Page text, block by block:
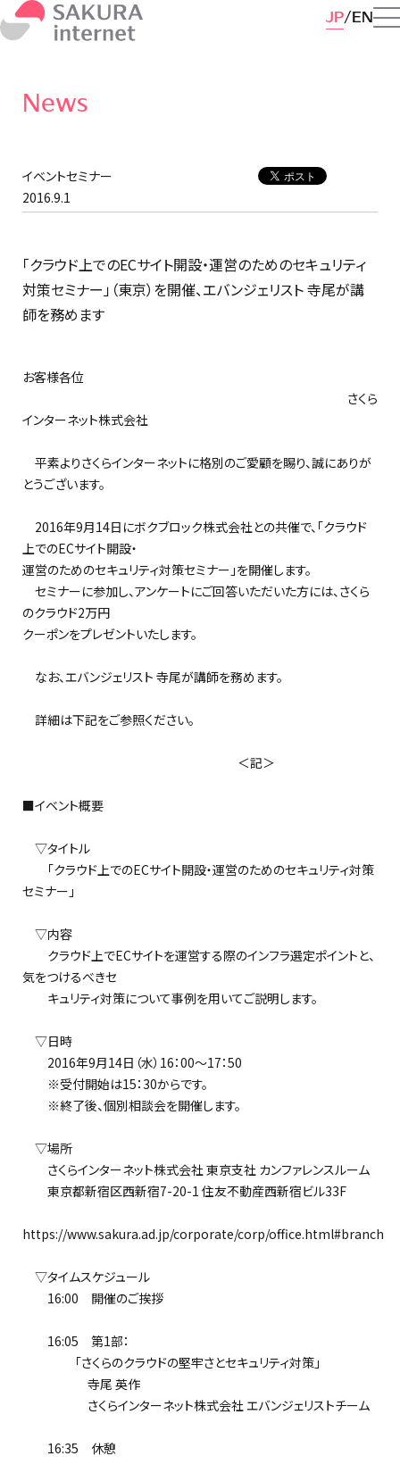
JP EN
News
イベントセミナー
2016.9.1
「クラウド上でのECサイト開設・運営のためのセキュリティ
対策セミナー」（東京）を開催、エバンジェリスト 寺尾が講
師を務めます
お客様各位
さくら
インターネット株式会社
平素よりさくらインターネットに格別のご愛顧を賜り、誠にありが
とうございます。
2016年9月14日にボクブロック株式会社との共催で、「クラウド
上でのECサイト開設・
運営のためのセキュリティ対策セミナー」を開催します。
セミナーに参加し、アンケートにご回答いただいた方には、さくら
のクラウド2万円
クーポンをプレゼントいたします。
なお、エバンジェリスト 寺尾が講師を務めます。
詳細は下記をご参照ください。
＜記＞
■イベント概要
▽タイトル
「クラウド上でのECサイト開設・運営のためのセキュリティ対策
セミナー」
▽内容
クラウド上でECサイトを運営する際のインフラ選定ポイントと、
気をつけるべきセ
キュリティ対策について事例を用いてご説明します。
▽日時
2016年9月14日（水）16：00～17：50
※受付開始は15：30からです。
※終了後、個別相談会を開催します。
▽場所
さくらインターネット株式会社 東京支社 カンファレンスルーム
東京都新宿区西新宿7-20-1 住友不動産西新宿ビル33F
https://www.sakura.ad.jp/corporate/corp/office.html#branch
▽タイムスケジュール
16:00 開催のご挨拶
16:05 第1部：
「さくらのクラウドの堅牢さとセキュリティ対策」
寺尾 英作
さくらインターネット株式会社 エバンジェリストチーム
16:35 休憩